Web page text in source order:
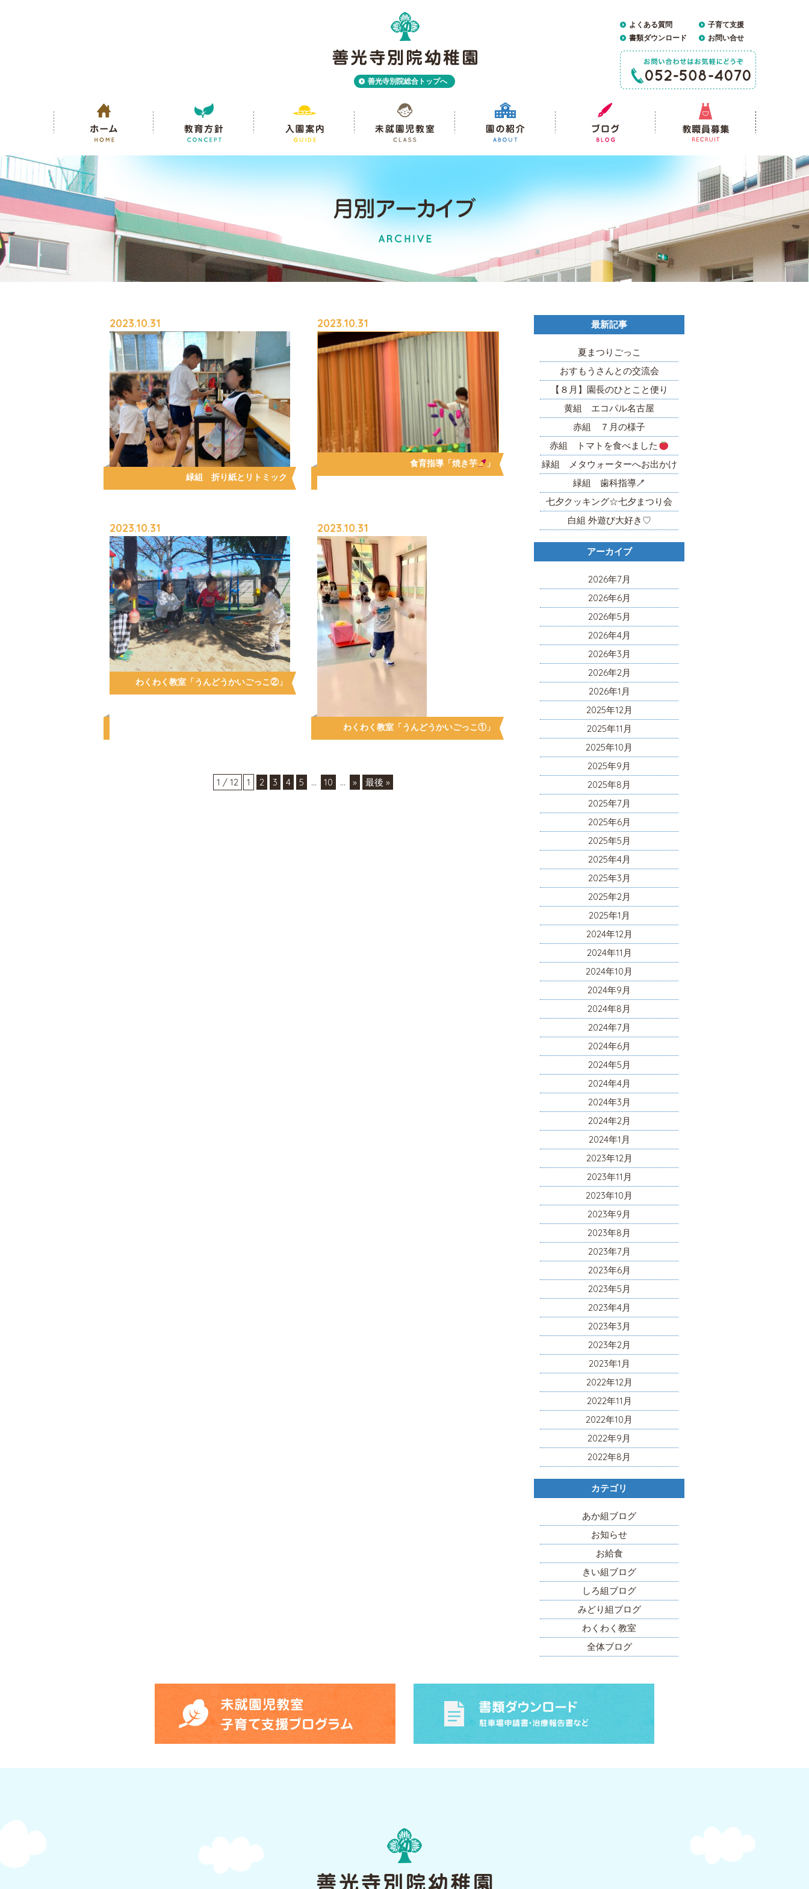
善光寺別院総合トップへ
よくある質問
子育て支援
書類ダウンロード
お問い合せ
2023.10.31
緑組 折り紙とリトミック
2023.10.31
食育指導「焼き芋 」
2023.10.31
わくわく教室「うんどうかいごっこ②」
2023.10.31
わくわく教室「うんどうかいごっこ①」
1 / 12 1 2 3 4 5 ... 10 ... » 最後 »
最新記事
夏まつりごっこ
おすもうさんとの交流会
【８月】園長のひとこと便り
黄組 エコパル名古屋
赤組 ７月の様子
赤組 トマトを食べました
緑組 メタウォーターへお出かけ
緑組 歯科指導🪥
七夕クッキング☆七夕まつり会
白組 外遊び大好き♡
アーカイブ
2026年7月
2026年6月
2026年5月
2026年4月
2026年3月
2026年2月
2026年1月
2025年12月
2025年11月
2025年10月
2025年9月
2025年8月
2025年7月
2025年6月
2025年5月
2025年4月
2025年3月
2025年2月
2025年1月
2024年12月
2024年11月
2024年10月
2024年9月
2024年8月
2024年7月
2024年6月
2024年5月
2024年4月
2024年3月
2024年2月
2024年1月
2023年12月
2023年11月
2023年10月
2023年9月
2023年8月
2023年7月
2023年6月
2023年5月
2023年4月
2023年3月
2023年2月
2023年1月
2022年12月
2022年11月
2022年10月
2022年9月
2022年8月
カテゴリ
あか組ブログ
お知らせ
お給食
きい組ブログ
しろ組ブログ
みどり組ブログ
わくわく教室
全体ブログ